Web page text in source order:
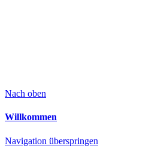
Nach oben
Willkommen
Navigation überspringen